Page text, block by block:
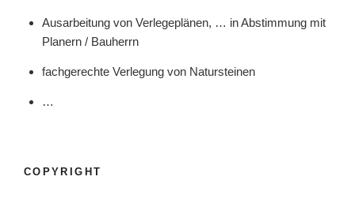
Ausarbeitung von Verlegeplänen, … in Abstimmung mit
Planern / Bauherrn
fachgerechte Verlegung von Natursteinen
…
COPYRIGHT